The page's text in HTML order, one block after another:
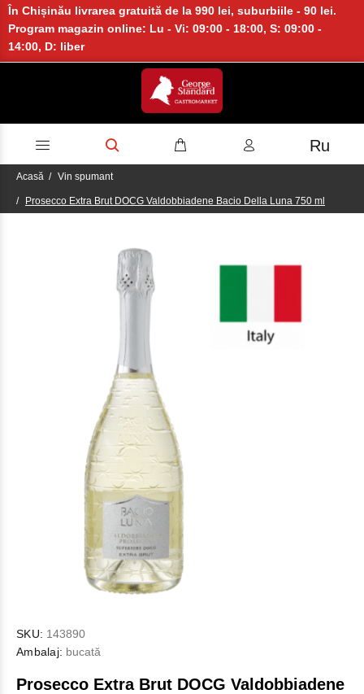
În Chișinău livrarea gratuită de la 990 lei, suburbiile - 90 lei.
Program magazin online: Lu - Vi: 09:00 - 18:00, S: 09:00 -
14:00, D: liber
Ru
Acasă Vin spumant
Proseсco Extra Brut DOCG Valdobbiadene Bacio Della Luna 750 ml
SKU: 143890
Ambalaj: bucată
Proseсco Extra Brut DOCG Valdobbiadene